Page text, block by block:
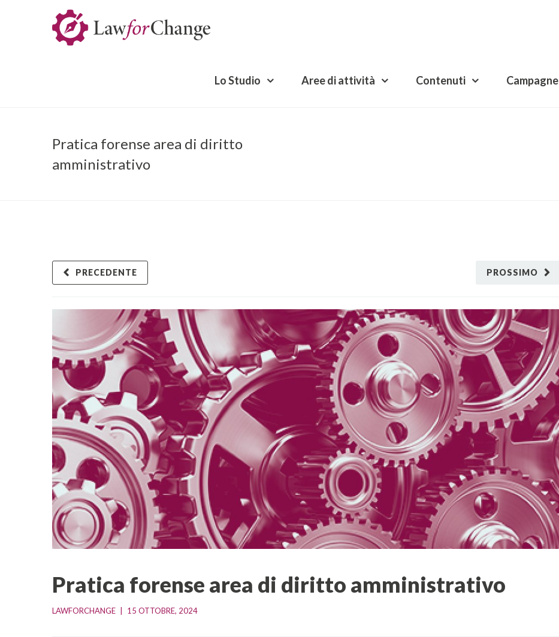
Lo Studio Aree di attività Contenuti Campagne
Pratica forense area di diritto
amministrativo
PROSSIMO
PRECEDENTE
Pratica forense area di diritto amministrativo
LAWFORCHANGE 15 OTTOBRE, 2024